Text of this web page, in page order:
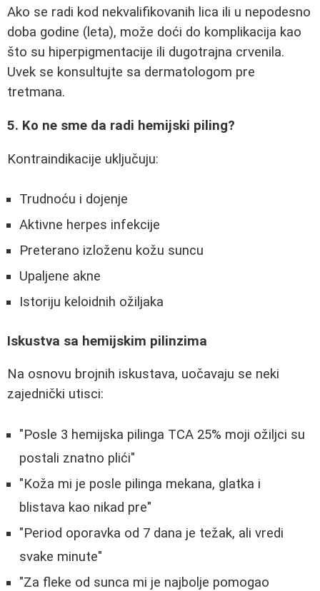
Ako se radi kod nekvalifikovanih lica ili u nepodesno
doba godine (leta), može doći do komplikacija kao
što su hiperpigmentacije ili dugotrajna crvenila.
Uvek se konsultujte sa dermatologom pre
tretmana.
5. Ko ne sme da radi hemijski piling?
Kontraindikacije uključuju:
Trudnoću i dojenje
Aktivne herpes infekcije
Preterano izloženu kožu suncu
Upaljene akne
Istoriju keloidnih ožiljaka
Iskustva sa hemijskim pilinzima
Na osnovu brojnih iskustava, uočavaju se neki
zajednički utisci:
"Posle 3 hemijska pilinga TCA 25% moji ožiljci su
postali znatno plići"
"Koža mi je posle pilinga mekana, glatka i
blistava kao nikad pre"
"Period oporavka od 7 dana je težak, ali vredi
svake minute"
"Za fleke od sunca mi je najbolje pomogao